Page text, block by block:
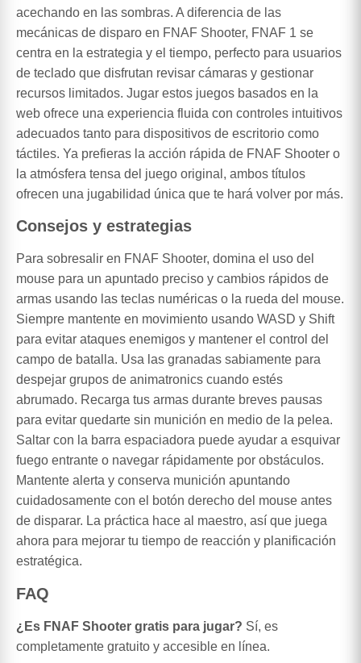
acechando en las sombras. A diferencia de las
mecánicas de disparo en FNAF Shooter, FNAF 1 se
centra en la estrategia y el tiempo, perfecto para usuarios
de teclado que disfrutan revisar cámaras y gestionar
recursos limitados. Jugar estos juegos basados en la
web ofrece una experiencia fluida con controles intuitivos
adecuados tanto para dispositivos de escritorio como
táctiles. Ya prefieras la acción rápida de FNAF Shooter o
la atmósfera tensa del juego original, ambos títulos
ofrecen una jugabilidad única que te hará volver por más.
Consejos y estrategias
Para sobresalir en FNAF Shooter, domina el uso del
mouse para un apuntado preciso y cambios rápidos de
armas usando las teclas numéricas o la rueda del mouse.
Siempre mantente en movimiento usando WASD y Shift
para evitar ataques enemigos y mantener el control del
campo de batalla. Usa las granadas sabiamente para
despejar grupos de animatronics cuando estés
abrumado. Recarga tus armas durante breves pausas
para evitar quedarte sin munición en medio de la pelea.
Saltar con la barra espaciadora puede ayudar a esquivar
fuego entrante o navegar rápidamente por obstáculos.
Mantente alerta y conserva munición apuntando
cuidadosamente con el botón derecho del mouse antes
de disparar. La práctica hace al maestro, así que juega
ahora para mejorar tu tiempo de reacción y planificación
estratégica.
FAQ
¿Es FNAF Shooter gratis para jugar? Sí, es
completamente gratuito y accesible en línea.